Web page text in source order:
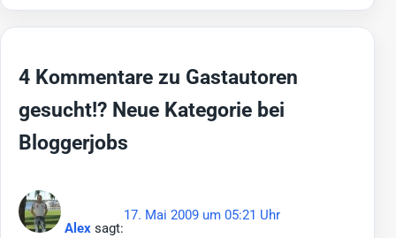
4 Kommentare zu Gastautoren
gesucht!? Neue Kategorie bei
Bloggerjobs
Alex sagt:
17. Mai 2009 um 05:21 Uhr